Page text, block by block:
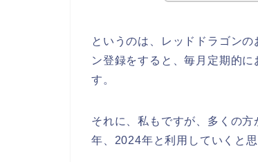
というのは、レッドドラゴン
ン登録をすると、毎月定期的
す。
それに、私もですが、多くの
年、2024年と利用していくと